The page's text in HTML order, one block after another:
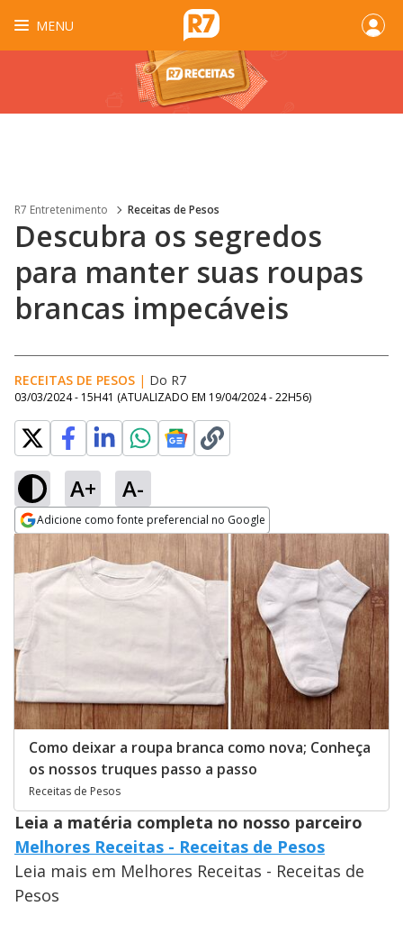
MENU
R7 Entretenimento Receitas de Pesos
Descubra os segredos
para manter suas roupas
brancas impecáveis
RECEITAS DE PESOS | Do R7
03/03/2024 - 15H41 (ATUALIZADO EM 19/04/2024 - 22H56)
A+ A-
Adicione como fonte preferencial no Google
Opens in new window
Como deixar a roupa branca como nova; Conheça
os nossos truques passo a passo
Receitas de Pesos
Leia a matéria completa no nosso parceiro
Melhores Receitas - Receitas de Pesos
Leia mais em Melhores Receitas - Receitas de
Pesos